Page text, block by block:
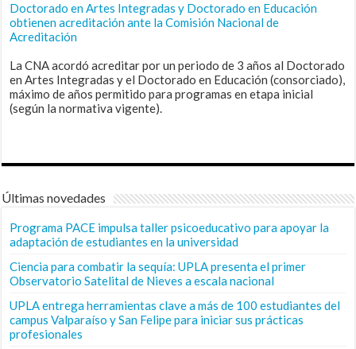
Doctorado en Artes Integradas y Doctorado en Educación
obtienen acreditación ante la Comisión Nacional de
Acreditación
La CNA acordó acreditar por un periodo de 3 años al Doctorado
en Artes Integradas y el Doctorado en Educación (consorciado),
máximo de años permitido para programas en etapa inicial
(según la normativa vigente).
Últimas novedades
Programa PACE impulsa taller psicoeducativo para apoyar la
adaptación de estudiantes en la universidad
Ciencia para combatir la sequía: UPLA presenta el primer
Observatorio Satelital de Nieves a escala nacional
UPLA entrega herramientas clave a más de 100 estudiantes del
campus Valparaíso y San Felipe para iniciar sus prácticas
profesionales